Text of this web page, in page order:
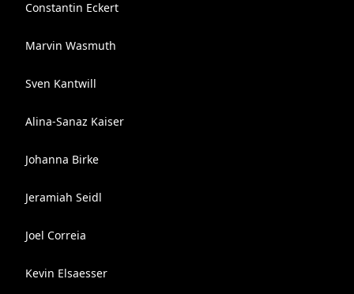
Constantin Eckert
Marvin Wasmuth
Sven Kantwill
Alina-Sanaz Kaiser
Johanna Birke
Jeramiah Seidl
Joel Correia
Kevin Elsaesser